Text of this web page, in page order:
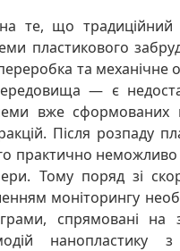
те, що традиційний
пластикового
та
— є
вже сформованих
Після розпаду
практично
Тому поряд зі
моніторингу
спрямовані на
нанопластику